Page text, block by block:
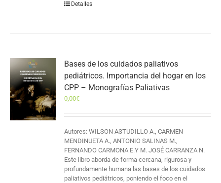
Detalles
Bases de los cuidados paliativos
pediátricos. Importancia del hogar en los
CPP – Monografías Paliativas
0,00€
Autores: WILSON ASTUDILLO A., CARMEN
MENDINUETA A., ANTONIO SALINAS M.,
FERNANDO CARMONA E.Y M. JOSÉ CARRANZA N.
Este libro aborda de forma cercana, rigurosa y
profundamente humana las bases de los cuidados
paliativos pediátricos, poniendo el foco en el